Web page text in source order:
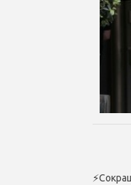
⚡